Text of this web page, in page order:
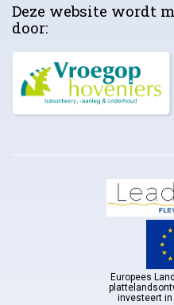
Deze website wordt
door:
Europees
investeert